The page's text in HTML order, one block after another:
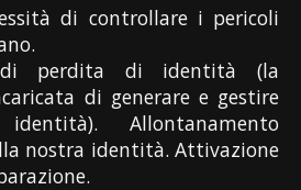
di controllare i pericoli
di perdita di identità (la
di generare e gestire
Allontanamento
nostra identità. Attivazione